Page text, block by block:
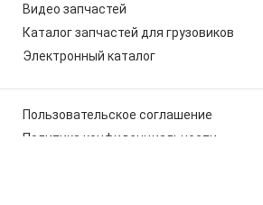
Видео запчастей
Каталог запчастей для грузовиков
Электронный каталог
Пользовательское соглашение
Политика конфиденциальности